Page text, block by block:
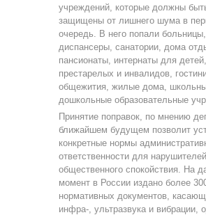
учреждений, которые должны
защищены от лишнего шума в
очередь. В него попали больницы,
диспансеры, санатории, дома
пансионаты, интернаты для детей,
престарелых и инвалидов,
общежития, жилые дома,
дошкольные образовательные
Принятие поправок, по мнению
ближайшем будущем позволит
конкретные нормы
ответственности для нарушителей
общественного спокойствия. На
момент в России издано более
нормативных документов,
инфра-, ультразвука и вибрации,